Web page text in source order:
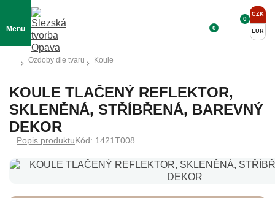
Menu 0
CZK
EUR
0
Ozdoby dle tvaru Koule
KOULE TLAČENÝ REFLEKTOR,
SKLENĚNÁ, STŘÍBŘENÁ, BAREVNÝ
DEKOR
Popis produktuKód: 1421T008